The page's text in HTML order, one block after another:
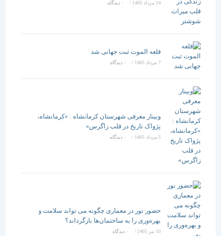
14 مرداد 1405 / ۰ دیدگاه
قلعه الموت ثبت جهانی شد
/ ۰ دیدگاه
وبینار معرفی شهرستان کرمانشاه : «کرمانشاه،
پژواک تاریخ در قلب زاگرس»
5 مرداد 1405 / ۰ دیدگاه
حضور نور در معماری چگونه می تواند سلامت و
بهره‌وری را به ساختمان‌ها بازگرداند؟
/ ۰ دیدگاه